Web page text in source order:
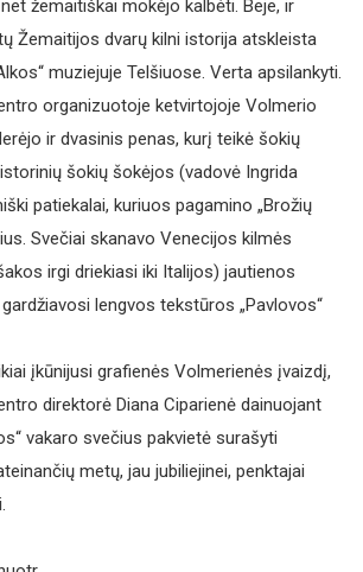
žemaitiškai mokėjo kalbėti. Beje, ir
Žemaitijos dvarų kilni istorija atskleista
muziejuje Telšiuose. Verta apsilankyti.
organizuotoje ketvirtojoje Volmerio
ir dvasinis penas, kurį teikė šokių
šokių šokėjos (vadovė Ingrida
patiekalai, kuriuos pagamino „Brožių
Svečiai skanavo Venecijos kilmės
irgi driekiasi iki Italijos) jautienos
lengvos tekstūros „Pavlovos“
įkūnijusi grafienės Volmerienės įvaizdį,
direktorė Diana Ciparienė dainuojant
vakaro svečius pakvietė surašyti
metų, jau jubiliejinei, penktajai